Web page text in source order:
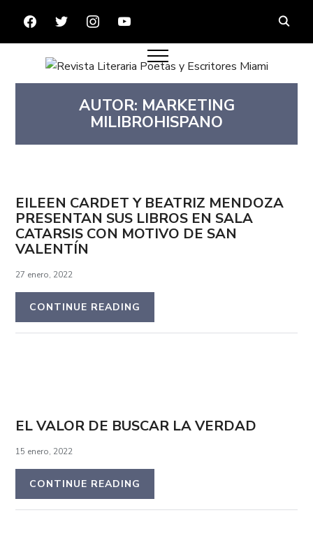
FACEBOOKTWITTERINSTAGRAMYOUTUBE
AUTOR: MARKETING
MILIBROHISPANO
EILEEN CARDET Y BEATRIZ MENDOZA
PRESENTAN SUS LIBROS EN SALA
CATARSIS CON MOTIVO DE SAN
VALENTÍN
27 enero, 2022
CONTINUE READING
EL VALOR DE BUSCAR LA VERDAD
15 enero, 2022
CONTINUE READING